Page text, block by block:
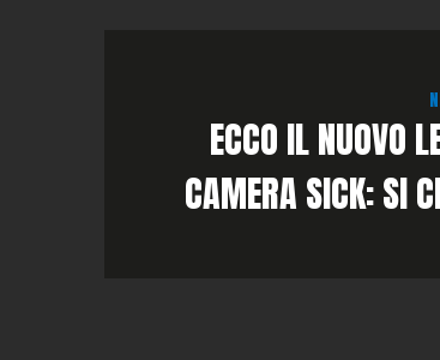
ECCO IL NUOVO
CAMERA SICK: SI